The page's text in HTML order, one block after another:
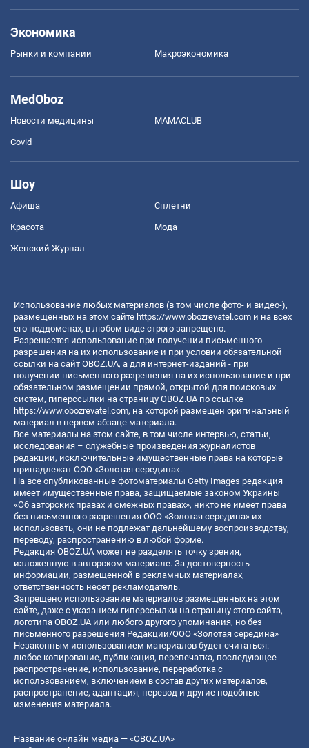
Экономика
Рынки и компании Mакроэкономика
MedOboz
Новости медицины MAMACLUB
Covid
Шоу
Афиша Сплетни
Красота Мода
Женский Журнал
Использование любых материалов (в том числе фото- и видео-),
размещенных на этом сайте https://www.obozrevatel.com и на всех
его поддоменах, в любом виде строго запрещено.
Разрешается использование при получении письменного
разрешения на их использование и при условии обязательной
ссылки на сайт OBOZ.UA, а для интернет-изданий - при
получении письменного разрешения на их использование и при
обязательном размещении прямой, открытой для поисковых
систем, гиперссылки на страницу OBOZ.UA по ссылке
https://www.obozrevatel.com, на которой размещен оригинальный
материал в первом абзаце материала.
Все материалы на этом сайте, в том числе интервью, статьи,
исследования – служебные произведения журналистов
редакции, исключительные имущественные права на которые
принадлежат ООО «Золотая середина».
На все опубликованные фотоматериалы Getty Images редакция
имеет имущественные права, защищаемые законом Украины
«Об авторских правах и смежных правах», никто не имеет права
без письменного разрешения ООО «Золотая середина» их
использовать, они не подлежат дальнейшему воспроизводству,
переводу, распространению в любой форме.
Редакция OBOZ.UA может не разделять точку зрения,
изложенную в авторском материале. За достоверность
информации, размещенной в рекламных материалах,
ответственность несет рекламодатель.
Запрещено использование материалов размещенных на этом
сайте, даже с указанием гиперссылки на страницу этого сайта,
логотипа OBOZ.UA или любого другого упоминания, но без
письменного разрешения Редакции/ООО «Золотая середина»
Незаконным использованием материалов будет считаться:
любое копирование, публикация, перепечатка, последующее
распространение, использование, переработка с
использованием, включением в состав других материалов,
распространение, адаптация, перевод и другие подобные
изменения материала.
Название онлайн медиа — «OBOZ.UA»